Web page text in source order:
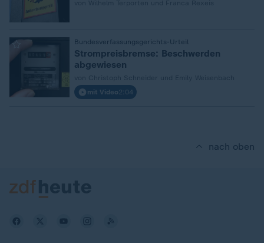
Bundesverfassungsgerichts-Urteil
:
Strompreisbremse: Beschwerden
abgewiesen
mit Video2:04
nach oben